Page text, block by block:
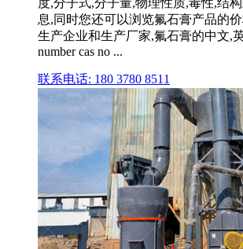
息,同时您还可以浏览氟石膏产品的
生产企业和生产厂家,氟石膏的中文,
number cas no ...
联系电话: 180 3780 8511